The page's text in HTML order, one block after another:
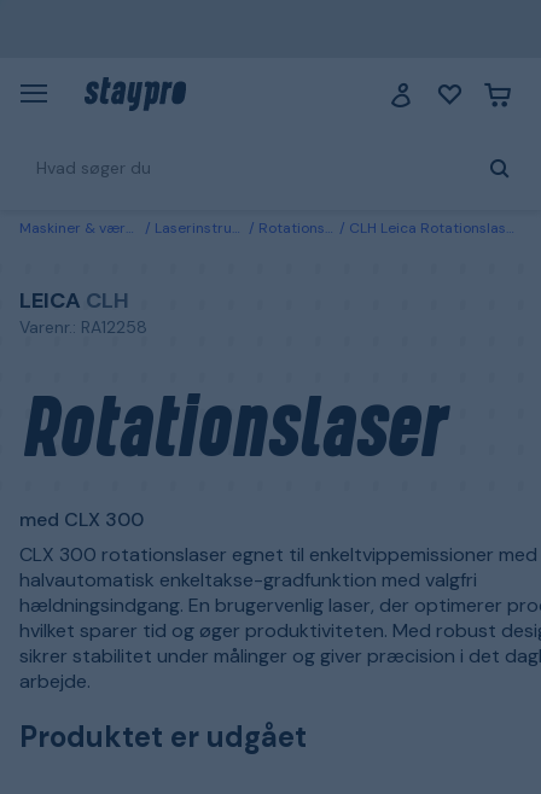
Maskiner & værktøj Laserinstrument Rotationslasere CLH Leica Rotationslaser med CLX 300
LEICA CLH
Varenr.: RA12258
Rotationslaser
med CLX 300
CLX 300 rotationslaser egnet til enkeltvippemissioner
halvautomatisk enkeltakse-gradfunktion med valgfri
hældningsindgang. En brugervenlig laser, der optimerer
hvilket sparer tid og øger produktiviteten. Med robust
sikrer stabilitet under målinger og giver præcision i det
arbejde.
Produktet er udgået